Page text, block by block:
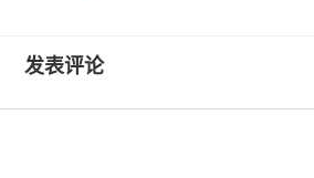
发表评论